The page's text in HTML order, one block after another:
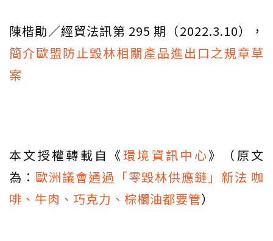
陳楷勛／經貿法訊第 295 期（2022.3.10），
簡介歐盟防止毀林相關產品進出口之規章草
案
本文授權轉載自《環境資訊中心》（原文
為： 歐洲議會通過「零毀林供應鏈」新法 咖
啡、牛肉、巧克力、棕櫚油都要管）